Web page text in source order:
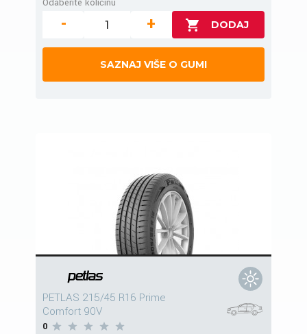
- +
SAZNAJ VIŠE O GUMI
PETLAS 215/45 R16 Prime
Comfort 90V
0